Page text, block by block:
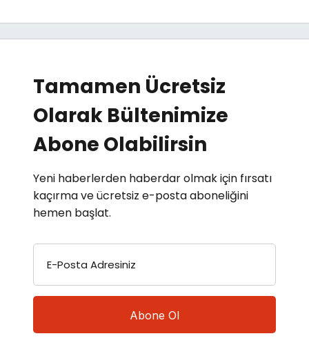
Tamamen Ücretsiz
Olarak Bültenimize
Abone Olabilirsin
Yeni haberlerden haberdar olmak için fırsatı
kaçırma ve ücretsiz e-posta aboneliğini
hemen başlat.
E-Posta Adresiniz